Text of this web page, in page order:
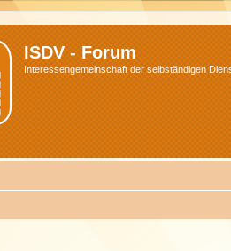
ISDV - Forum
Interessengemeinschaft der selbständigen